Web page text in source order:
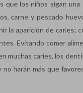
que los niños sigan una
carne y pescado
la aparición de caries;
Evitando comer
muchas caries, los
harán más que